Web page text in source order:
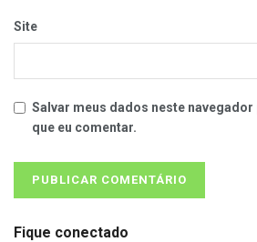
Site
Salvar meus dados neste navegador
que eu comentar.
Fique conectado